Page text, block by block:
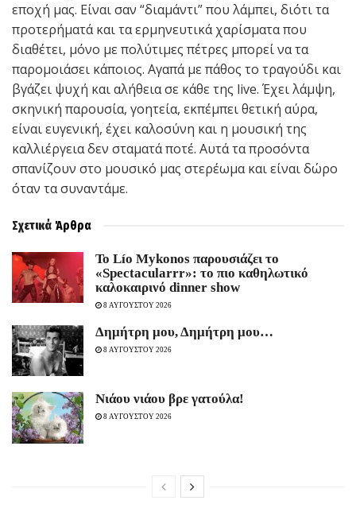
εποχή μας. Είναι σαν “διαμάντι” που λάμπει, διότι τα
προτερήματά και τα ερμηνευτικά χαρίσματα που
διαθέτει, μόνο με πολύτιμες πέτρες μπορεί να τα
παρομοιάσει κάποιος. Αγαπά με πάθος το τραγούδι και
βγάζει ψυχή και αλήθεια σε κάθε της live. Έχει λάμψη,
σκηνική παρουσία, γοητεία, εκπέμπει θετική αύρα,
είναι ευγενική, έχει καλοσύνη και η μουσική της
καλλιέργεια δεν σταματά ποτέ. Αυτά τα προσόντα
σπανίζουν στο μουσικό μας στερέωμα και είναι δώρο
όταν τα συναντάμε.
Σχετικά Άρθρα
Το Lío Mykonos παρουσιάζει το
«Spectacularrr»: το πιο καθηλωτικό
καλοκαιρινό dinner show
8 ΑΥΓΟΥΣΤΟΥ 2026
Δημήτρη μου, Δημήτρη μου…
8 ΑΥΓΟΥΣΤΟΥ 2026
Νιάου νιάου βρε γατούλα!
8 ΑΥΓΟΥΣΤΟΥ 2026